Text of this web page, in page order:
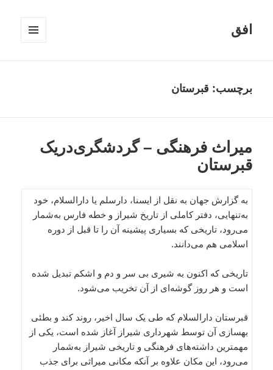
افق
برچسب: قبرستان
میراث فرهنگی – گردشگری‌دریک
قبرستان
به گزارش جهان به نقل از ایسنا، دارسلم یا دارالسلام، خود
به‌تنهایی، دفتر کاملی از تاریخ شیراز و خطه فارس به‌شمار
می‌رود، تاریخی که بسیاری پیشینه آن را تا قبل از دوره
اسلامی هم می‌دانند.
تاریخی که اکنون به شیری بی سر و دم و اشکم تبدیل شده
است و هر روز گوشه‌ای از آن تخریب می‌شود.
قبرستان دارالسلام که طی یک سال اخیر، روند کند و بطئی
بهسازی آن توسط شهرداری شیراز آغاز شده است، یکی از
مهمترین داشته‌های فرهنگی و تاریخی شیراز به‌شمار
می‌رود، این مکان علاوه بر آنکه مکانی میراثی برای جذب